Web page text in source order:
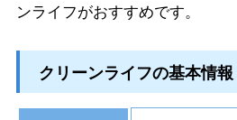
ンライフがおすすめです。
クリーンライフの基本情報